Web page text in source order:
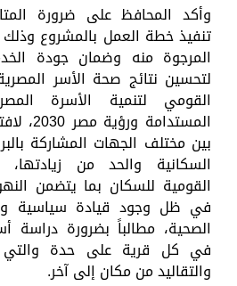
وأكد المحافظ على ضرورة
تنفيذ خطة العمل بالمشروع
المرجوة منه وضمان جودة
لتحسين نتائج صحة الأسر
القومي لتنمية الأسرة
بين مختلف الجهات المشاركة
السكانية والحد من زيادتها،
القومية للسكان بما يتضمن
في ظل وجود قيادة سياسية
الصحية، مطالباً بضرورة دراسة
في كل قرية على حدة والتي
والتقاليد من مكان إلى آخر.